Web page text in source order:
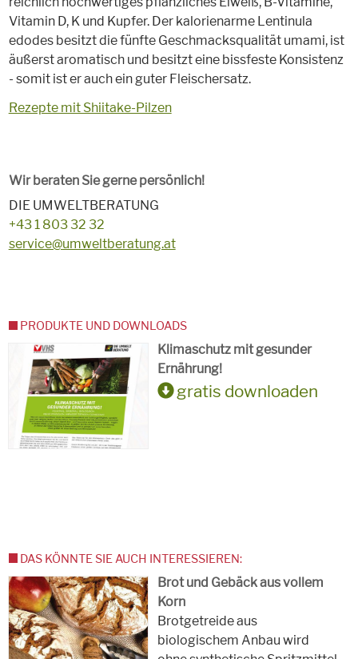
Vitamin D, K und Kupfer. Der kalorienarme Lentinula
edodes besitzt die fünfte Geschmacksqualität umami, ist
äußerst aromatisch und besitzt eine bissfeste Konsistenz
- somit ist er auch ein guter Fleischersatz.
Rezepte mit Shiitake-Pilzen
Wir beraten Sie gerne persönlich!
DIE UMWELTBERATUNG
+43 1 803 32 32
service@umweltberatung.at
PRODUKTE UND DOWNLOADS
Klimaschutz mit gesunder
Ernährung!
gratis downloaden
DAS KÖNNTE SIE AUCH INTERESSIEREN:
Brot und Gebäck aus vollem
Korn
Brotgetreide aus
biologischem Anbau wird